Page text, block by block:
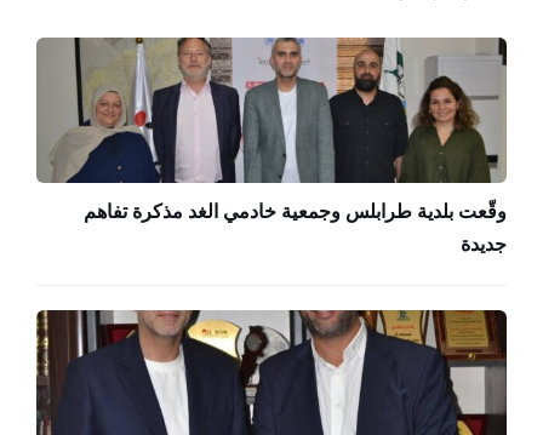
وقّعت بلدية طرابلس وجمعية خادمي الغد مذكرة تفاهم
جديدة